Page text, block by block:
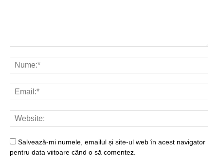
Salvează-mi numele, emailul și site-ul web în acest navigator
pentru data viitoare când o să comentez.